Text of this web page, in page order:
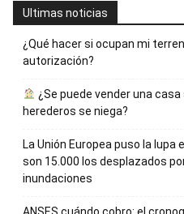
Ultimas noticias
¿Qué hacer si ocupan mi
autorización?
¿Se puede vender una casa
herederos se niega?
La Unión Europea puso la lupa
son 15.000 los desplazados
inundaciones